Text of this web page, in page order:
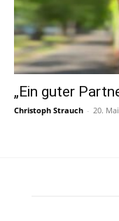
„Ein guter
Christoph Strauch - 20.